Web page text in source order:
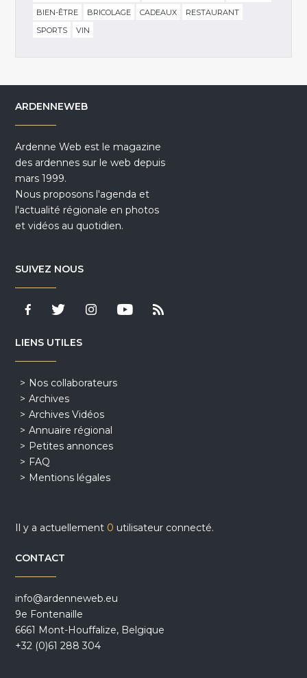
BIEN-ÊTRE
BRICOLAGE CADEAUX
RESTAURANT
SPORTS
VIN
ARDENNEWEB
Ardenne Web est le magazine
des ardennes sur le web depuis
mars 1999.
Nous proposons l'agenda et
l'actualité régionale en photos
et vidéos au quotidien.
SUIVEZ NOUS
LIENS UTILES
Nos collaborateurs
Archives
Archives Vidéos
Annuaire régional
Petites annonces
FAQ
Mentions légales
Il y a actuellement 0 utilisateur connecté.
CONTACT
info@ardenneweb.eu
9e Fontenaille
6661 Mont-Houffalize, Belgique
+32 (0)61 288 304